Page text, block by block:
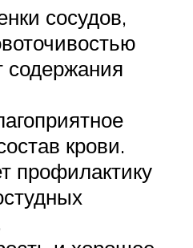
сосудов,
содержания
крови.
профилактику